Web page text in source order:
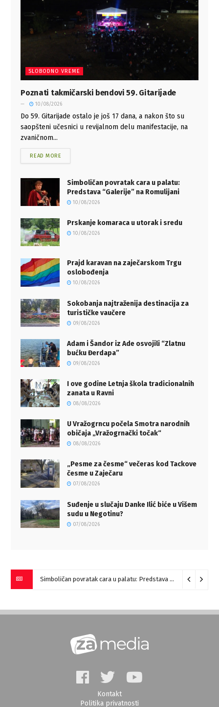
SLOBODNO VREME
Poznati takmičarski bendovi 59. Gitarijade
10/08/2026
Do 59. Gitarijade ostalo je još 17 dana, a nakon što su
saopšteni učesnici u revijalnom delu manifestacije, na
zvaničnom...
READ MORE
Simboličan povratak cara u palatu:
Predstava “Galerije” na Romulijani
10/08/2026
Prskanje komaraca u utorak i sredu
10/08/2026
Prajd karavan na zaječarskom Trgu
oslobođenja
10/08/2026
Sokobanja najtraženija destinacija za
turističke vaučere
09/08/2026
Adam i Šandor iz Ade osvojili “Zlatnu
bućku Đerdapa”
09/08/2026
I ove godine Letnja škola tradicionalnih
zanata u Ravni
08/08/2026
U Vražogrncu počela Smotra narodnih
običaja „Vražogrnački točak“
08/08/2026
„Pesme za česme“ večeras kod Tackove
česme u Zaječaru
07/08/2026
Suđenje u slučaju Danke Ilić biće u Višem
sudu u Negotinu?
07/08/2026
Simboličan povratak cara u palatu: Predstava “Galerije” na Romulijani
Kontakt
Politika privatnosti